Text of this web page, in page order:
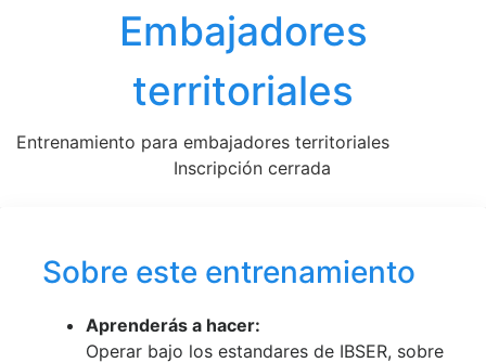
Embajadores
territoriales
Entrenamiento para embajadores territoriales
Inscripción cerrada
Sobre este entrenamiento
Aprenderás a hacer:
Operar bajo los estandares de IBSER, sobre